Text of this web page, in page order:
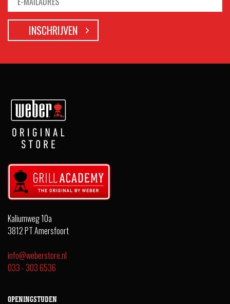
Kaliumweg 10a
3812 PT Amersfoort
info@weberstore.nl
033 - 303 6536
OPENINGSTIJDEN